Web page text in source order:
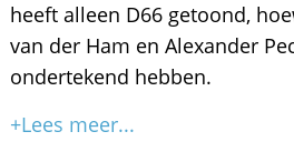
heeft alleen D66 getoond,
van der Ham en Alexander
ondertekend hebben.
+Lees meer...